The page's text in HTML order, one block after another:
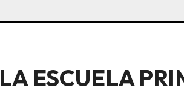
ESCUELA